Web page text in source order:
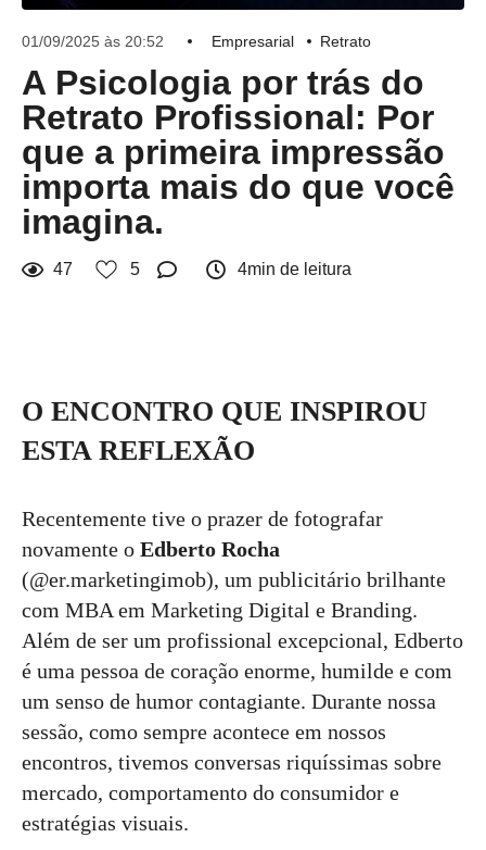
01/09/2025 às 20:52 Empresarial Retrato
A Psicologia por trás do
Retrato Profissional: Por
que a primeira impressão
importa mais do que você
imagina.
47 5 4min de leitura
O ENCONTRO QUE INSPIROU
ESTA REFLEXÃO
Recentemente tive o prazer de fotografar
novamente o Edberto Rocha
(@er.marketingimob), um publicitário brilhante
com MBA em Marketing Digital e Branding.
Além de ser um profissional excepcional, Edberto
é uma pessoa de coração enorme, humilde e com
um senso de humor contagiante. Durante nossa
sessão, como sempre acontece em nossos
encontros, tivemos conversas riquíssimas sobre
mercado, comportamento do consumidor e
estratégias visuais.